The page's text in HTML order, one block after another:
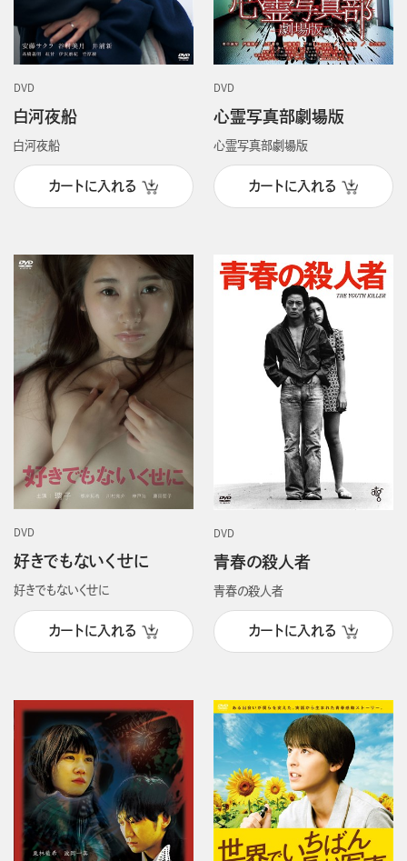
DVD
白河夜船
白河夜船
カートに入れる
DVD
心霊写真部劇場版
心霊写真部劇場版
カートに入れる
DVD
好きでもないくせに
好きでもないくせに
カートに入れる
DVD
青春の殺人者
青春の殺人者
カートに入れる